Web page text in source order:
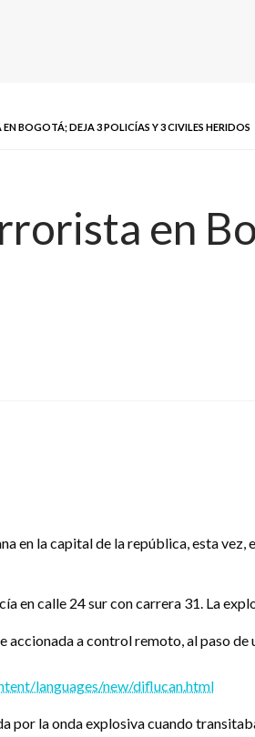
BOGOTÁ; DEJA 3 POLICÍAS Y 3 CIVILES HERIDOS
en
en la capital de la república, esta
calle 24 sur con carrera 31. La
accionada a control remoto, al paso
languages/new/diflucan.html
por la onda explosiva cuando